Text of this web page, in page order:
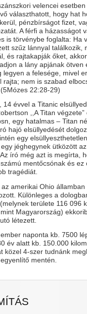
velencei
választhatott, hogy hat
pénzbírságot fizet,
A férfi a házasságot
is törvénybe foglalta: Ha
szűz lánnyal találkozik,
és rajtakapják őket,
a lány apjának ötven
legyen a felesége, mivel
rajta; nem is szabad
22:28-29)
14 évvel a Titanic
,,A Titan végzete”
egy hatalmas – Titan
hajó elsüllyedését
egy
jéghegynek ütközött
író még azt is megírta,
mentőcsónak és ez
tragédiát.
amerikai Ohio államban
Különleges a
területe 116 096
Magyarország)
létezett.
naponta kb. 7500
év alatt kb. 150.000
közel 4-szer tudnánk
mentén.